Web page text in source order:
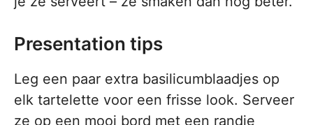
Presentation tips
Leg een paar extra basilicumblaadjes op
elk tartelette voor een frisse look. Serveer
ze op een mooi bord met een randje